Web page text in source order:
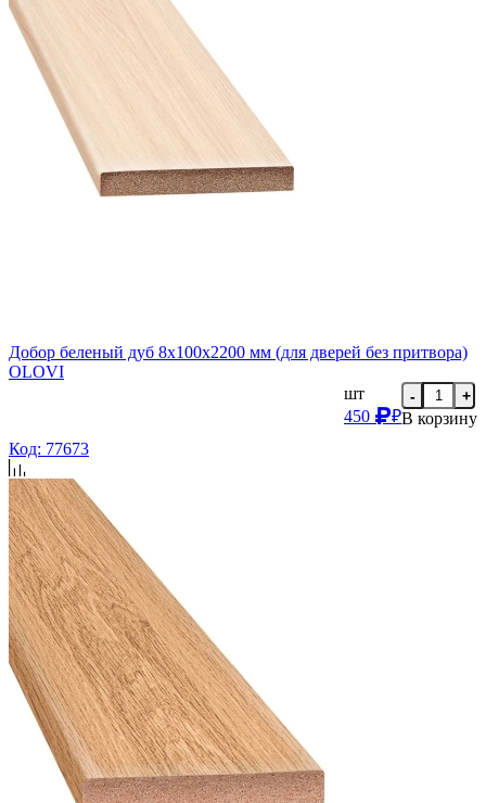
Добор беленый дуб 8х100х2200 мм (для дверей без притвора)
OLOVI
шт
450
₽
- +
В корзину
Код: 77673